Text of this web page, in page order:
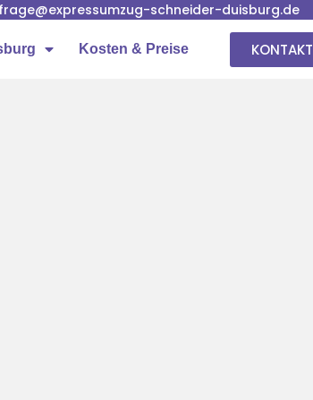
schneider-duisburg.de
Kosten & Preise KONTAKT